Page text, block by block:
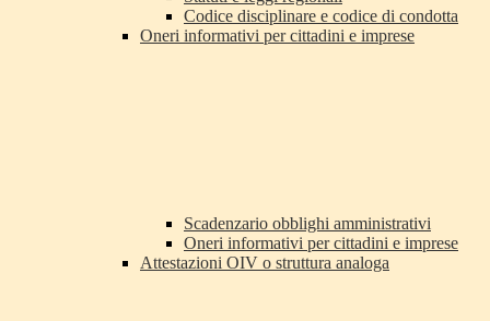
Codice disciplinare e codice di condotta
Oneri informativi per cittadini e imprese
Scadenzario obblighi amministrativi
Oneri informativi per cittadini e imprese
Attestazioni OIV o struttura analoga